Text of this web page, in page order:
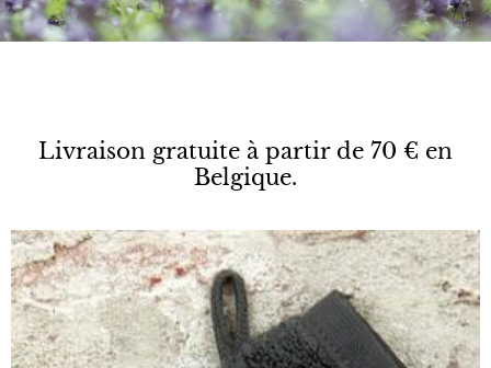
Livraison gratuite à partir de 70 € en
Belgique.